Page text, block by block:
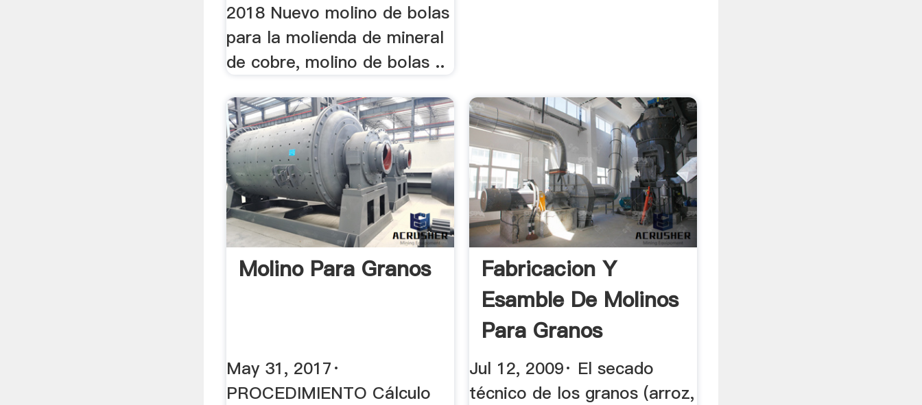
2018 Nuevo molino de bolas
para la molienda de mineral
de cobre, molino de bolas ..
Molino Para Granos
May 31, 2017·
PROCEDIMIENTO Cálculo
Fabricacion Y
Esamble De Molinos
Para Granos
Jul 12, 2009· El secado
técnico de los granos (arroz,